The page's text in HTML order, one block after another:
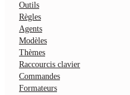
Outils
Règles
Agents
Modèles
Thèmes
Raccourcis clavier
Commandes
Formateurs